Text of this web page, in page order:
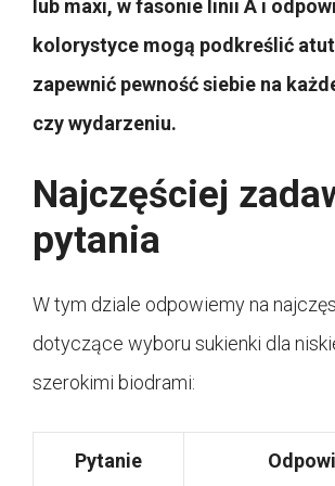
lub maxi, w fasonie linii A i
kolorystyce mogą podkreślić
zapewnić pewność siebie na
czy wydarzeniu.
Najczęściej
pytania
W tym dziale odpowiemy na
dotyczące wyboru sukienki dla
szerokimi biodrami:
Pytanie